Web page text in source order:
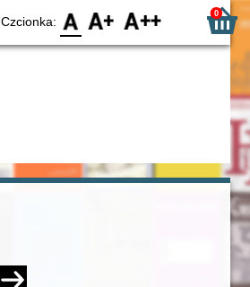
Czcionka: F0 F1 F2 0